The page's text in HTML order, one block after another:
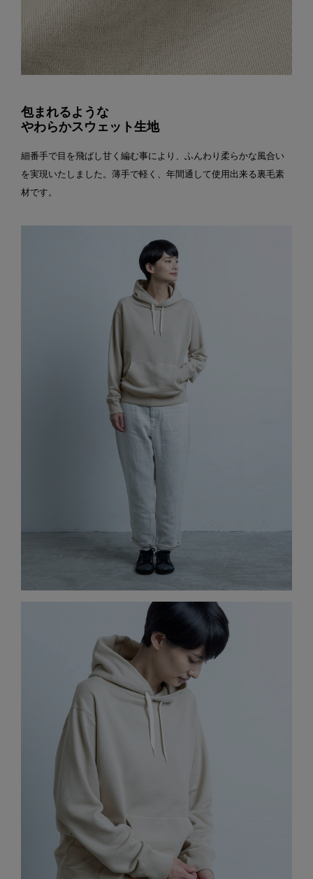
包まれるような
やわらかスウェット生地
細番手で目を飛ばし甘く編む事により、ふんわり柔らかな風合い
を実現いたしました。薄手で軽く、年間通して使用出来る裏毛素
材です。